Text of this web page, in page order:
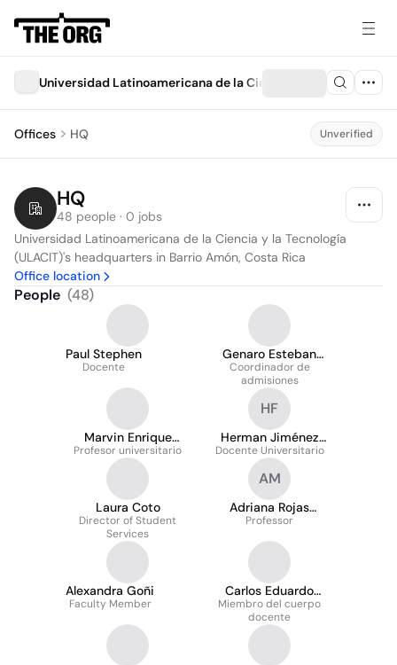
Universidad Latinoamericana de la Ciencia y la Tecnología
Offices HQ Unverified
HQ
48 people · 0 jobs
Universidad Latinoamericana de la Ciencia y la Tecnología
(ULACIT)'s headquarters in Barrio Amón, Costa Rica
Office location
People (48)
Paul Stephen
Docente
Genaro Esteban
Elizondo Bolaños
Coordinador de
admisiones
Marvin Enrique
Agüero Chinchilla.
Profesor universitario
HF
Herman Jiménez
Fuentes
Docente Universitario
Laura Coto
Director of Student
Services
AM
Adriana Rojas
Méndez
Professor
Alexandra Goñi
Faculty Member
Carlos Eduardo
Mendez Vazquez
Miembro del cuerpo
docente